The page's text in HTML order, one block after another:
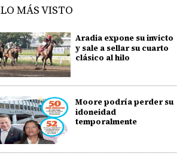
LO MÁS VISTO
Aradia expone su invicto
y sale a sellar su cuarto
clásico al hilo
Moore podría perder su
idoneidad
temporalmente